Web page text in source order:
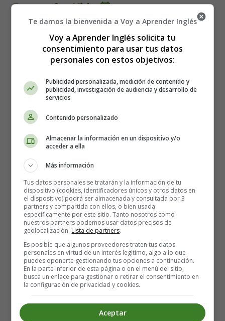
Poems for Kids 💟
Detalles
Categoría: Día del Padre - Father's Day
Publicado: 16 Marzo 2026
Día del Padre
father's Day
Te damos la bienvenida a Voy a Aprender Inglés
Voy a Aprender Inglés solicita tu
consentimiento para usar tus datos
personales con estos objetivos:
Publicidad personalizada, medición de contenido y
publicidad, investigación de audiencia y desarrollo de
servicios
Contenido personalizado
Almacenar la información en un dispositivo y/o
acceder a ella
Más información
Tus datos personales se tratarán y la información de tu
dispositivo (cookies, identificadores únicos y otros datos en
el dispositivo) podrá ser almacenada y consultada por 3
partners y compartida con ellos, o bien usada
específicamente por este sitio. Tanto nosotros como
nuestros partners podemos usar datos precisos de
geolocalización. Lista de partners.
Es posible que algunos proveedores traten tus datos
personales en virtud de un interés legítimo, algo a lo que
puedes oponerte gestionando tus opciones a continuación.
En la parte inferior de esta página o en el menú del sitio,
busca un enlace para gestionar o retirar el consentimiento en
la configuración de privacidad y cookies.
Aceptar